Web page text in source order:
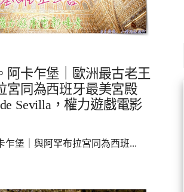
阿卡乍堡｜歐洲最古老王
宮同為西班牙最美宮殿
Sevilla，權力遊戲電影
乍堡｜與阿罕布拉宮同為西班...